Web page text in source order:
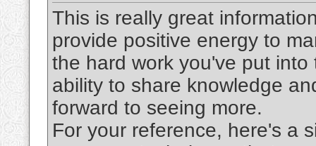
This is really great
provide positive energy to
the hard work you've put
ability to share knowledge
forward to seeing more.
For your reference, here's a